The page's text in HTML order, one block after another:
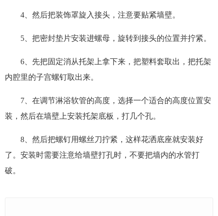
4、然后把装饰罩旋入接头，注意要贴紧墙壁。
5、把密封垫片安装进螺母，旋转到接头的位置并拧紧。
6、先把固定消从托架上拿下来，把塑料套取出，把托架
内腔里的子宫螺钉取出来。
7、在调节淋浴软管的高度，选择一个适合的高度位置安
装，然后在墙壁上安装托架底板，打几个孔。
8、然后把螺钉用螺丝刀拧紧，这样花洒底座就安装好
了。安装时需要注意给墙壁打孔时，不要把墙内的水管打
破。